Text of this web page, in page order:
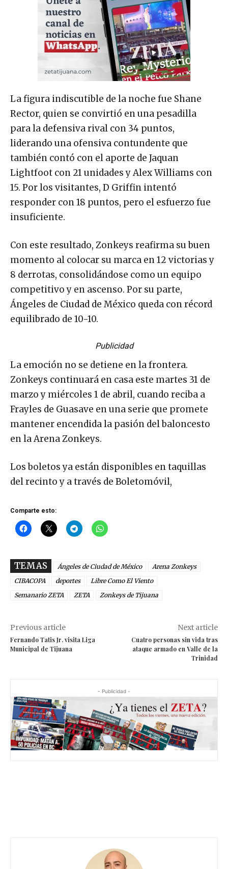
La figura indiscutible de la noche fue Shane
Rector, quien se convirtió en una pesadilla
para la defensiva rival con 34 puntos,
liderando una ofensiva contundente que
también contó con el aporte de Jaquan
Lightfoot con 21 unidades y Alex Williams con
15. Por los visitantes, D Griffin intentó
responder con 18 puntos, pero el esfuerzo fue
insuficiente.
Con este resultado, Zonkeys reafirma su buen
momento al colocar su marca en 12 victorias y
8 derrotas, consolidándose como un equipo
competitivo y en ascenso. Por su parte,
Ángeles de Ciudad de México queda con récord
equilibrado de 10-10.
Publicidad
La emoción no se detiene en la frontera.
Zonkeys continuará en casa este martes 31 de
marzo y miércoles 1 de abril, cuando reciba a
Frayles de Guasave en una serie que promete
mantener encendida la pasión del baloncesto
en la Arena Zonkeys.
Los boletos ya están disponibles en taquillas
del recinto y a través de Boletomóvil,
Comparte esto:
TEMAS Ángeles de Ciudad de México
Arena Zonkeys
CIBACOPA
deportes
Libre Como El Viento
Semanario ZETA
ZETA Zonkeys de Tijuana
Previous article
Fernando Tatis Jr. visita Liga
Municipal de Tijuana
Next article
Cuatro personas sin vida tras
ataque armado en Valle de la
Trinidad
- Publicidad -